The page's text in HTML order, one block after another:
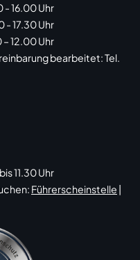
- 16.00 Uhr
- 17.30 Uhr
12.00 Uhr
bearbeitet: Tel.
11.30 Uhr
Führerscheinstelle |